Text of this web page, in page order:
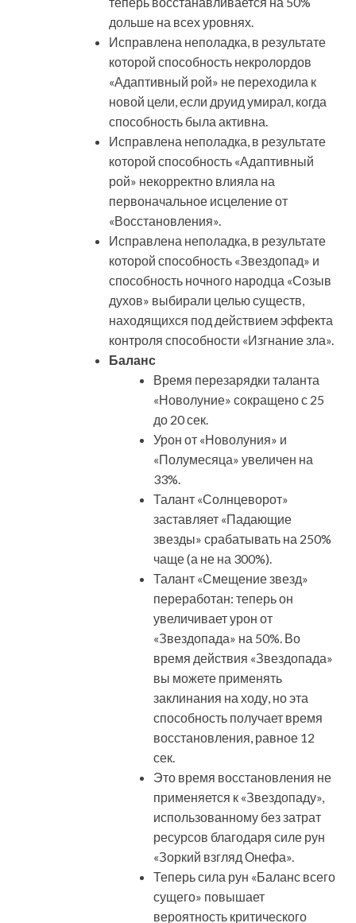
дольше на всех уровнях.
Исправлена неполадка, в результате
которой способность некролордов
«Адаптивный рой» не переходила к
новой цели, если друид умирал, когда
способность была активна.
Исправлена неполадка, в результате
которой способность «Адаптивный
рой» некорректно влияла на
первоначальное исцеление от
«Восстановления».
Исправлена неполадка, в результате
которой способность «Звездопад» и
способность ночного народца «Созыв
духов» выбирали целью существ,
находящихся под действием эффекта
контроля способности «Изгнание зла».
Баланс
Время перезарядки таланта
«Новолуние» сокращено с 25
до 20 сек.
Урон от «Новолуния» и
«Полумесяца» увеличен на
33%.
Талант «Солнцеворот»
заставляет «Падающие
звезды» срабатывать на 250%
чаще (а не на 300%).
Талант «Смещение звезд»
переработан: теперь он
увеличивает урон от
«Звездопада» на 50%. Во
время действия «Звездопада»
вы можете применять
заклинания на ходу, но эта
способность получает время
восстановления, равное 12
сек.
Это время восстановления не
применяется к «Звездопаду»,
использованному без затрат
ресурсов благодаря силе рун
«Зоркий взгляд Онефа».
Теперь сила рун «Баланс всего
сущего» повышает
вероятность критического